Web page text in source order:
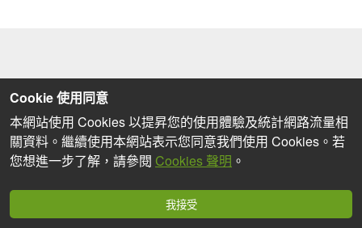
Cookie 使用同意
本網站使用 Cookies 以提昇您的使用體驗及統計網路流量相
關資料。繼續使用本網站表示您同意我們使用 Cookies。若
您想進一步了解，請參閱 Cookies 聲明 。
我接受